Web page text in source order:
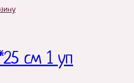
см 1 уп